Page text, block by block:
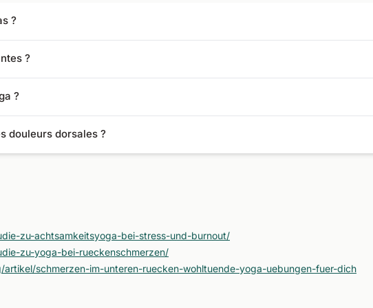
?
?
?
douleurs dorsales ?
zu-achtsamkeitsyoga-bei-stress-und-burnout/
zu-yoga-bei-rueckenschmerzen/
schmerzen-im-unteren-ruecken-wohltuende-yoga-uebungen-fuer-dich